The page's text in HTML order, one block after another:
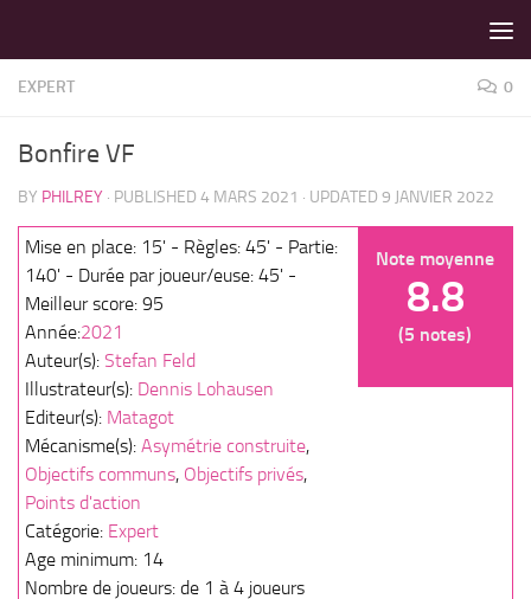
EXPERT 0
Bonfire VF
BY PHILREY · PUBLISHED 4 MARS 2021 · UPDATED 9 JANVIER 2022
Note moyenne
8.8
(5 notes)
Mise en place: 15' - Règles: 45' - Partie:
140' - Durée par joueur/euse: 45' -
Meilleur score: 95
Année:2021
Auteur(s): Stefan Feld
Illustrateur(s): Dennis Lohausen
Editeur(s): Matagot
Mécanisme(s): Asymétrie construite,
Objectifs communs, Objectifs privés,
Points d'action
Catégorie: Expert
Age minimum: 14
Nombre de joueurs: de 1 à 4 joueurs